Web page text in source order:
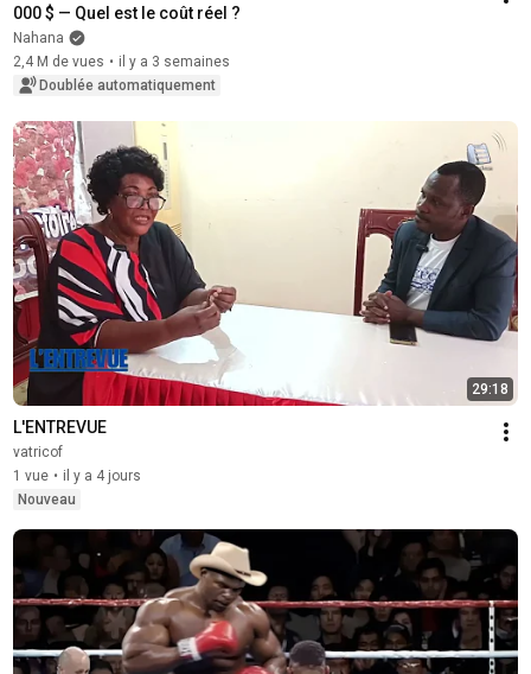
000 $ — Quel est le coût réel ?
Nahana
2,4 M de vues • il y a 3 semaines
Doublée automatiquement
29:18
L'ENTREVUE
vatricof
1 vue • il y a 4 jours
Nouveau